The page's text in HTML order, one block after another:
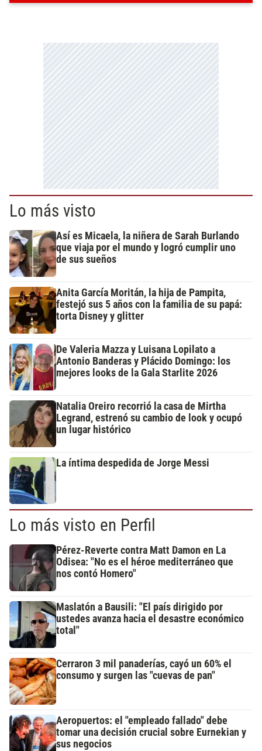
Lo más visto
Así es Micaela, la niñera de Sarah Burlando
que viaja por el mundo y logró cumplir uno
de sus sueños
Anita García Moritán, la hija de Pampita,
festejó sus 5 años con la familia de su papá:
torta Disney y glitter
De Valeria Mazza y Luisana Lopilato a
Antonio Banderas y Plácido Domingo: los
mejores looks de la Gala Starlite 2026
Natalia Oreiro recorrió la casa de Mirtha
Legrand, estrenó su cambio de look y ocupó
un lugar histórico
La íntima despedida de Jorge Messi
Lo más visto en Perfil
Pérez-Reverte contra Matt Damon en La
Odisea: "No es el héroe mediterráneo que
nos contó Homero"
Maslatón a Bausili: "El país dirigido por
ustedes avanza hacia el desastre económico
total"
Cerraron 3 mil panaderías, cayó un 60% el
consumo y surgen las "cuevas de pan"
Aeropuertos: el "empleado fallado" debe
tomar una decisión crucial sobre Eurnekian y
sus negocios